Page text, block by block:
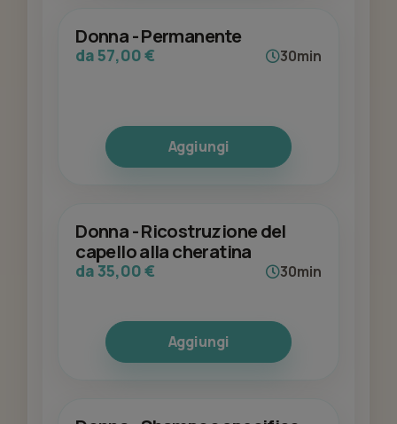
Donna - Permanente
da 57,00 € 30min
Aggiungi
Donna - Ricostruzione del
capello alla cheratina
da 35,00 € 30min
Aggiungi